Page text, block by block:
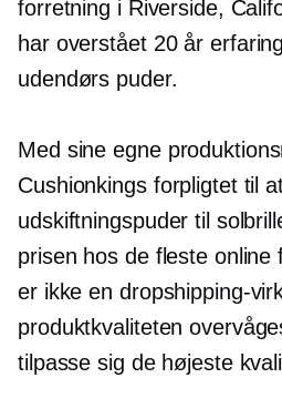
forretning i Riverside,
har overstået 20 år
udendørs puder.
Med sine egne
Cushionkings forpligtet til
udskiftningspuder til
prisen hos de fleste online
er ikke en dropshipping-
produktkvaliteten
tilpasse sig de højeste